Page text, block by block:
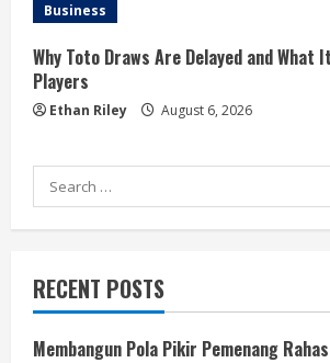
Business
Why Toto Draws Are Delayed and What
Players
Ethan Riley August 6, 2026
Search
for:
RECENT POSTS
Membangun Pola Pikir Pemenang